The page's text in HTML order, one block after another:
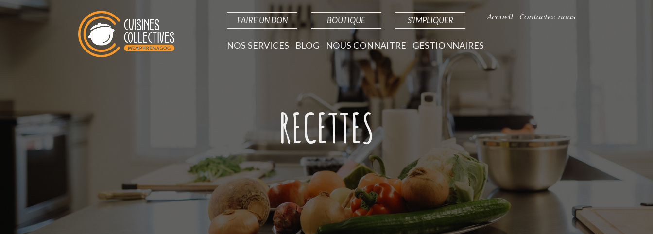
FAIRE UN DON BOUTIQUE S'IMPLIQUER Accueil Contactez-nous
NOS SERVICES BLOG NOUS CONNAITRE GESTIONNAIRES
RECETTES